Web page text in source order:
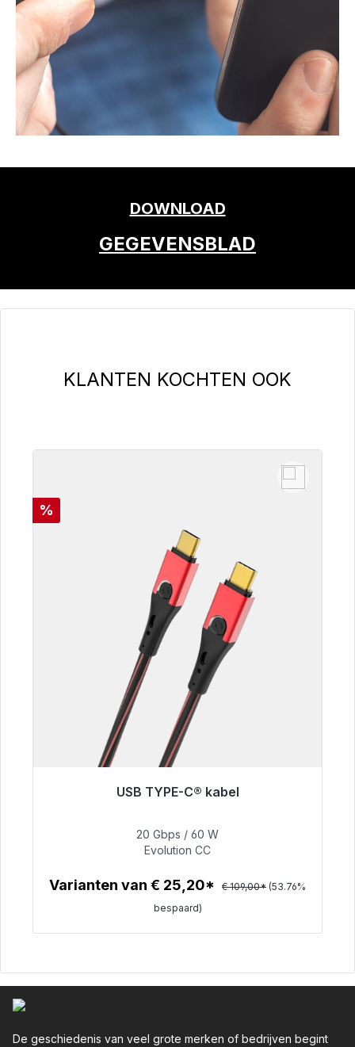
DOWNLOAD
GEGEVENSBLAD
Productgalerij overslaan
KLANTEN KOCHTEN OOK
Korting
%
USB TYPE-C® kabel
Details
20 Gbps / 60 W
Evolution CC
Varianten van € 25,20* € 109,00* (53.76%
bespaard)
De geschiedenis van veel grote merken of bedrijven begint